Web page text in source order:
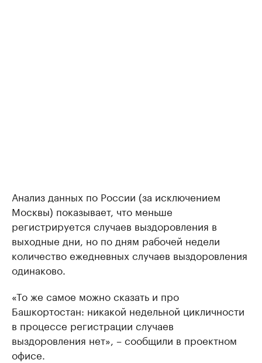
Анализ данных по России (за исключением
Москвы) показывает, что меньше
регистрируется случаев выздоровления в
выходные дни, но по дням рабочей недели
количество ежедневных случаев выздоровления
одинаково.
«То же самое можно сказать и про
Башкортостан: никакой недельной цикличности
в процессе регистрации случаев
выздоровления нет», – сообщили в проектном
офисе.